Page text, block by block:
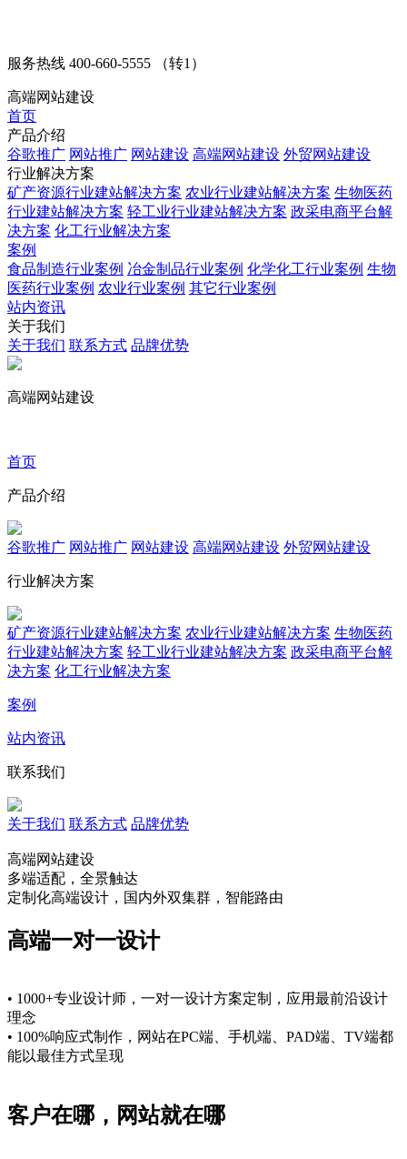
服务热线 400-660-5555 （转1）
高端网站建设
首页
产品介绍
谷歌推广 网站推广 网站建设 高端网站建设 外贸网站建设
行业解决方案
矿产资源行业建站解决方案 农业行业建站解决方案 生物医药
行业建站解决方案 轻工业行业建站解决方案 政采电商平台解
决方案 化工行业解决方案
案例
食品制造行业案例 冶金制品行业案例 化学化工行业案例 生物
医药行业案例 农业行业案例 其它行业案例
站内资讯
关于我们
关于我们 联系方式 品牌优势
高端网站建设
首页
产品介绍
谷歌推广 网站推广 网站建设 高端网站建设 外贸网站建设
行业解决方案
矿产资源行业建站解决方案 农业行业建站解决方案 生物医药
行业建站解决方案 轻工业行业建站解决方案 政采电商平台解
决方案 化工行业解决方案
案例
站内资讯
联系我们
关于我们 联系方式 品牌优势
高端网站建设
多端适配，全景触达
定制化高端设计，国内外双集群，智能路由
高端一对一设计
• 1000+专业设计师，一对一设计方案定制，应用最前沿设计
理念
• 100%响应式制作，网站在PC端、手机端、PAD端、TV端都
能以最佳方式呈现
客户在哪，网站就在哪